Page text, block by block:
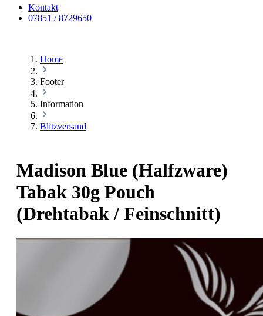
Kontakt
07851 / 8729650
Home
Footer
Information
Blitzversand
Madison Blue (Halfzware)
Tabak 30g Pouch
(Drehtabak / Feinschnitt)